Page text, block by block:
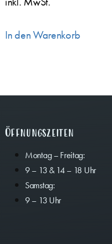
In den Warenkorb
Öffnungszeiten
Montag – Freitag:
9 – 13 & 14 – 18 Uhr
Samstag:
9 – 13 Uhr